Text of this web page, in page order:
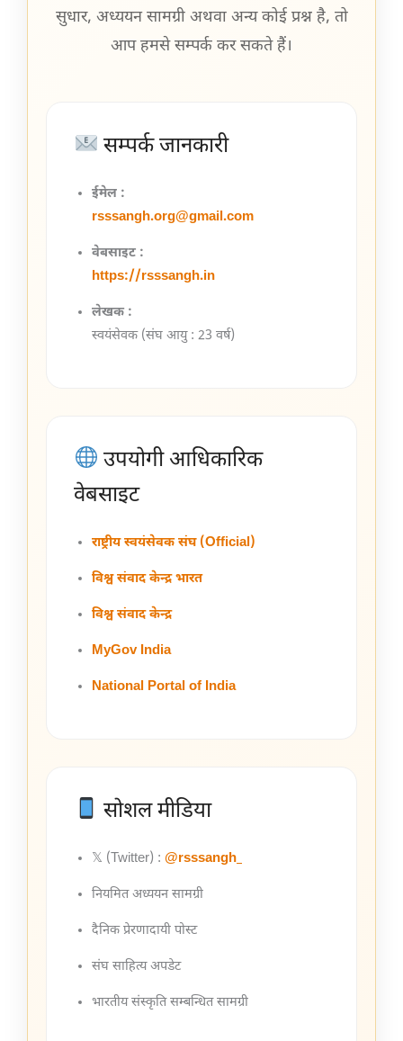
सुधार, अध्ययन सामग्री अथवा अन्य कोई प्रश्न है, तो
आप हमसे सम्पर्क कर सकते हैं।
सम्पर्क जानकारी
ईमेल :
rsssangh.org@gmail.com
वेबसाइट :
https://rsssangh.in
लेखक :
स्वयंसेवक (संघ आयु : 23 वर्ष)
उपयोगी आधिकारिक
वेबसाइट
राष्ट्रीय स्वयंसेवक संघ (Official)
विश्व संवाद केन्द्र भारत
विश्व संवाद केन्द्र
MyGov India
National Portal of India
सोशल मीडिया
𝕏 (Twitter) : @rsssangh_
नियमित अध्ययन सामग्री
दैनिक प्रेरणादायी पोस्ट
संघ साहित्य अपडेट
भारतीय संस्कृति सम्बन्धित सामग्री